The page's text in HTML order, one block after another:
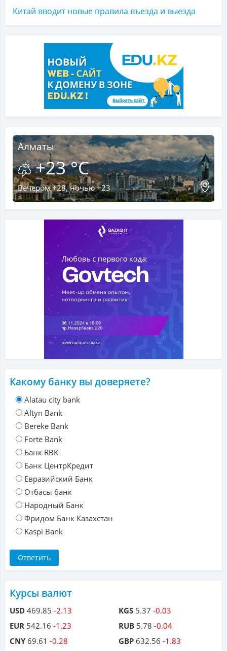
Китай вводит новые правила въезда и выезда
Алматы
+23 °C
Вечером +28, ночью +23
Какому банку вы доверяете?
Alatau city bank
Altyn Bank
Bereke Bank
Forte Bank
Банк RBK
Банк ЦентрКредит
Евразийский Банк
Отбасы банк
Народный Банк
Фридом Банк Казахстан
Kaspi Bank
Курсы валют
USD 469.85 -2.13
EUR 542.16 -1.23
CNY69.61 -0.28
KGS 5.37 -0.03
RUB 5.78 -0.04
GBP 632.56 -1.83